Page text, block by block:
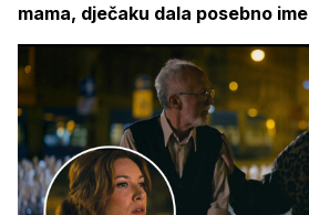
mama, dječaku dala posebno ime